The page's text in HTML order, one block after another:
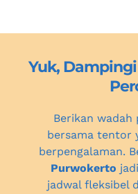
Yuk,
Berikan
bersama tentor
berpengalaman.
Purwokerto
jadwal fleksibel